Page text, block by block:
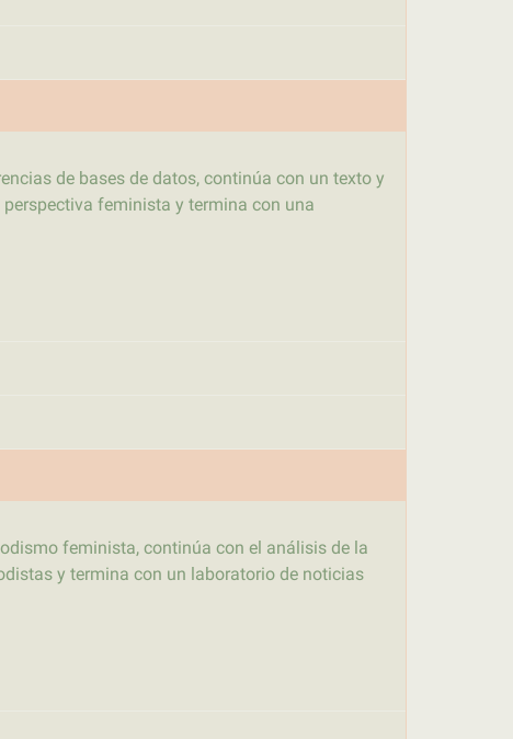
de bases de datos, continúa con un texto y
feminista y termina con una
feminista, continúa con el análisis de la
y termina con un laboratorio de noticias